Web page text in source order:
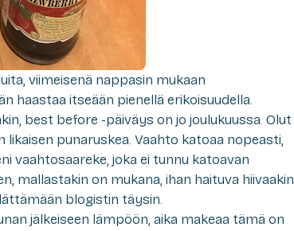
viimeisenä nappasin mukaan
haastaa itseään pienellä erikoisuudella.
best before -päiväys on jo joulukuussa. Olut
punaruskea. Vaahto katoaa nopeasti,
vaahtosaareke, joka ei tunnu katoavan
mallastakin on mukana, ihan haituva hiivaakin
blogistin täysin.
jälkeiseen lämpöön, aika makeaa tämä on